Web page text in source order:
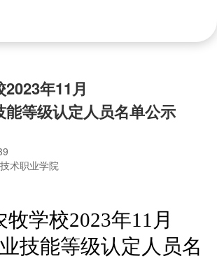
年11月
能等级认定人员名单公示
术职业学院
牧学校2023年11月
技能等级认定人员名